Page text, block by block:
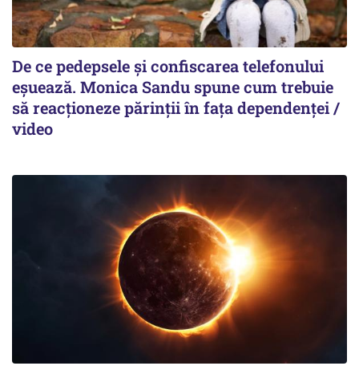
De ce pedepsele și confiscarea telefonului
eșuează. Monica Sandu spune cum trebuie
să reacționeze părinții în fața dependenței /
video